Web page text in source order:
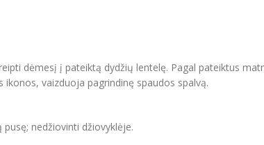
dėmesį į pateiktą dydžių lentelę. Pagal pateiktus
vaizduoja pagrindinę spaudos spalvą.
nedžiovinti džiovyklėje.